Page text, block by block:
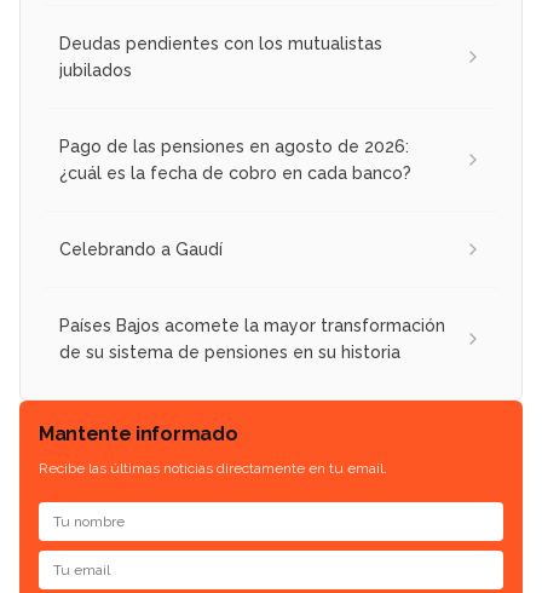
Deudas pendientes con los mutualistas
jubilados
Pago de las pensiones en agosto de 2026:
¿cuál es la fecha de cobro en cada banco?
Celebrando a Gaudí
Países Bajos acomete la mayor transformación
de su sistema de pensiones en su historia
Mantente informado
Recibe las últimas noticias directamente en tu email.